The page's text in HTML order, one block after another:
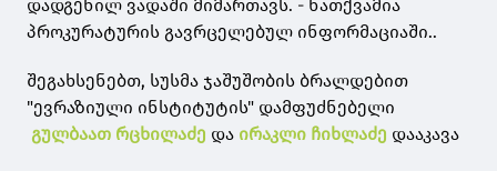
დადგენილ ვადაში მიმართავს. - ნათქვამია
პროკურატურის გავრცელებულ ინფორმაციაში..
შეგახსენებთ, სუსმა ჯაშუშობის ბრალდებით
"ევრაზიული ინსტიტუტის" დამფუძნებელი
გულბაათ რცხილაძე და ირაკლი ჩიხლაძე დააკავა